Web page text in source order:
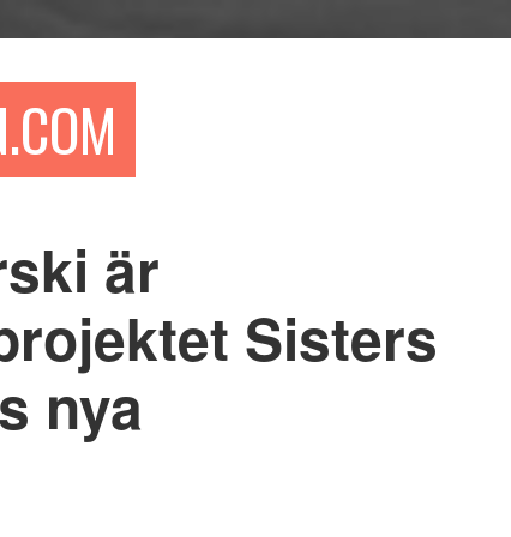
är
Sisters
nya